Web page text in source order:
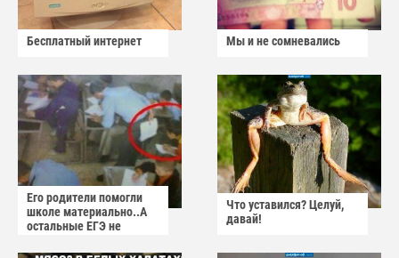
Бесплатный интернет Мы и не сомневались
Его родители помогли
школе материально..А
остальные ЕГЭ не
Что уставился? Целуй,
давай!